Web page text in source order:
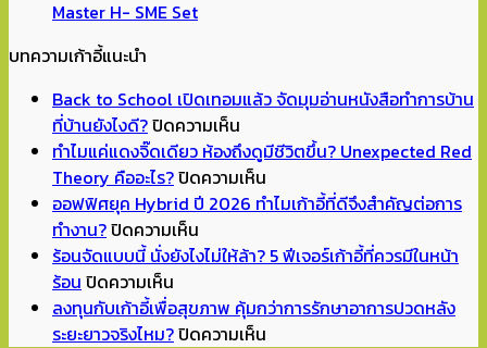
Master H- SME Set
บทความเก้าอี้แนะนำ
Back to School เปิดเทอมแล้ว จัดมุมอ่านหนังสือทำการบ้าน
ที่บ้านยังไงดี?ปิดความเห็น
Back
to
School
เทอม
จัด
มุม
ทำไมแค่แดงจิ๊ดเดียว ห้องถึงดูมีชีวิตขึ้น? Unexpected Red
Theory คืออะไร?ปิดความเห็น
ทำไม
แดง
เดียว
ออฟฟิศยุค Hybrid ปี 2026 ทำไมเก้าอี้ที่ดีจึงสำคัญต่อการ
ทำงาน?ปิดความเห็น
ออฟฟิศ
Hybrid
ปี
ร้อนจัดแบบนี้ นั่งยังไงไม่ให้ล้า? 5 ฟีเจอร์เก้าอี้ที่ควรมีในหน้า
ร้อน ปิดความเห็น
ร้อน
จัด
ลงทุนกับเก้าอี้เพื่อสุขภาพ คุ้มกว่าการรักษาอาการปวดหลัง
ระยะยาวจริงไหม?ปิดความเห็น